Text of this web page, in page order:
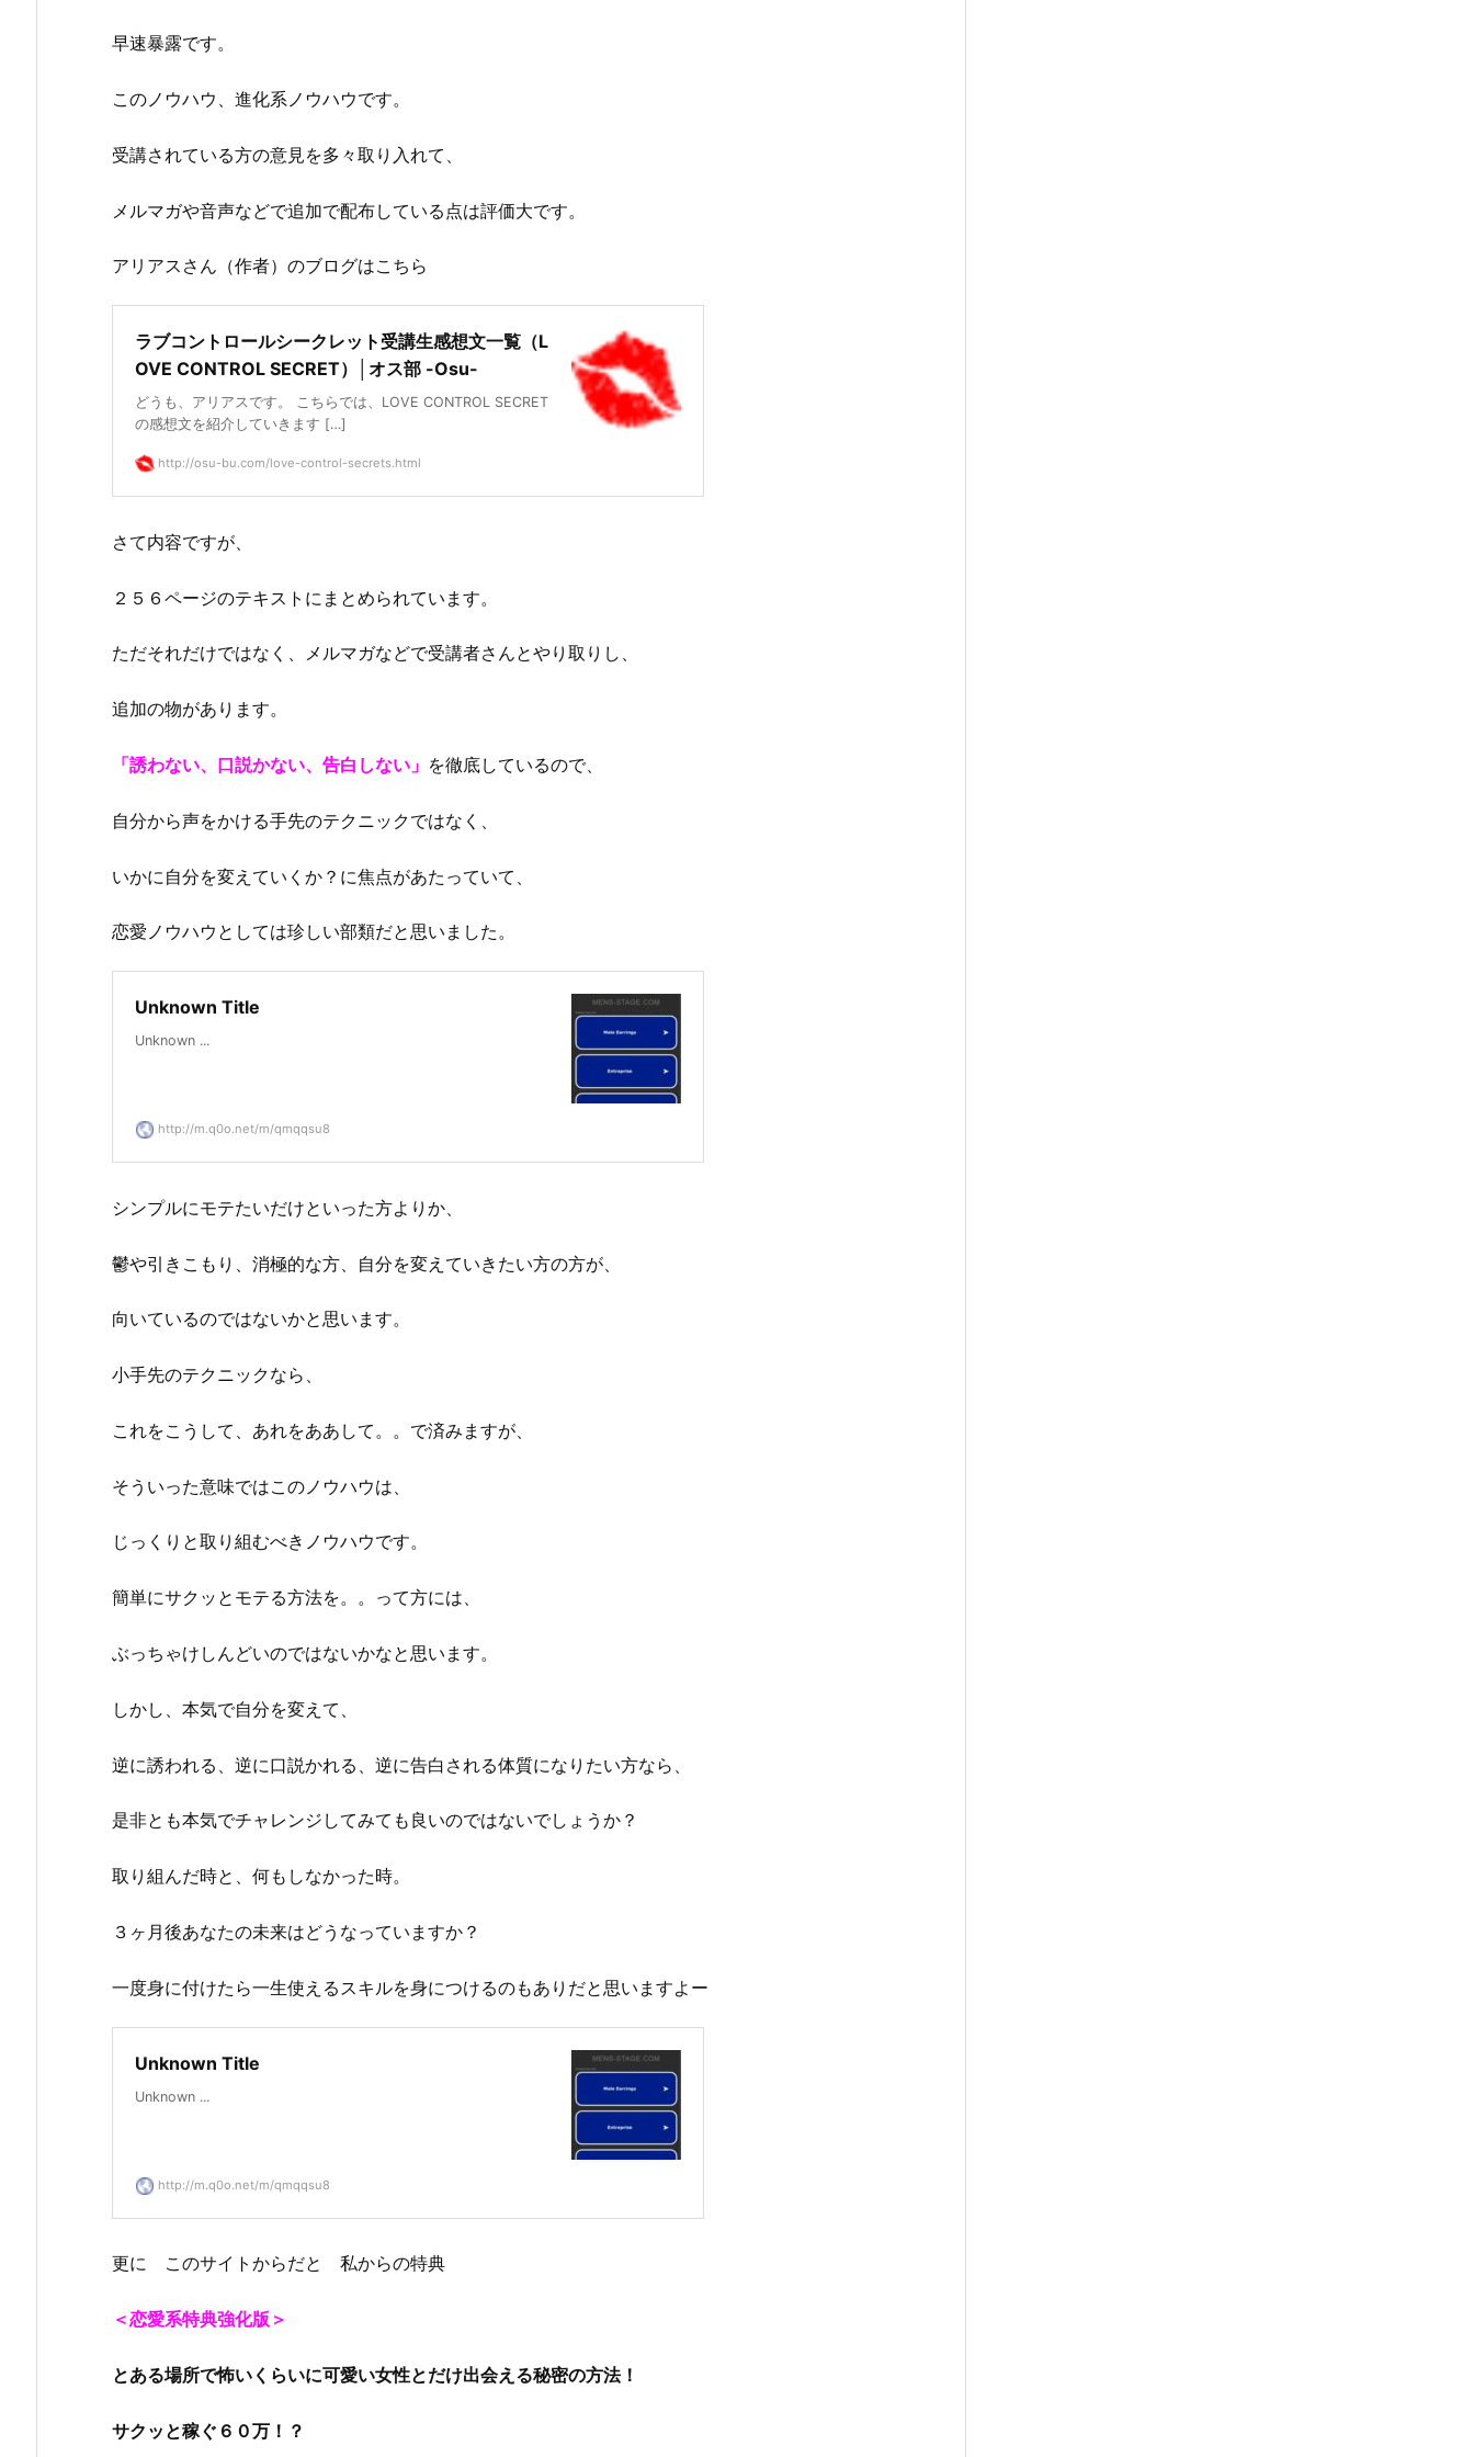
早速暴露です。
このノウハウ、進化系ノウハウです。
受講されている方の意見を多々取り入れて、
メルマガや音声などで追加で配布している点は評価大です。
アリアスさん（作者）のブログはこちら
ラブコントロールシークレット受講生感想文一覧（L
OVE CONTROL SECRET）│オス部 -Osu-
どうも、アリアスです。 こちらでは、LOVE CONTROL SECRET
の感想文を紹介していきます […]
http://osu-bu.com/love-control-secrets.html
さて内容ですが、
２５６ページのテキストにまとめられています。
ただそれだけではなく、メルマガなどで受講者さんとやり取りし、
追加の物があります。
「誘わない、口説かない、告白しない」 を徹底しているので、
自分から声をかける手先のテクニックではなく、
いかに自分を変えていくか？に焦点があたっていて、
恋愛ノウハウとしては珍しい部類だと思いました。
Unknown Title
Unknown ...
http://m.q0o.net/m/qmqqsu8
シンプルにモテたいだけといった方よりか、
鬱や引きこもり、消極的な方、自分を変えていきたい方の方が、
向いているのではないかと思います。
小手先のテクニックなら、
これをこうして、あれをああして。。で済みますが、
そういった意味ではこのノウハウは、
じっくりと取り組むべきノウハウです。
簡単にサクッとモテる方法を。。って方には、
ぶっちゃけしんどいのではないかなと思います。
しかし、本気で自分を変えて、
逆に誘われる、逆に口説かれる、逆に告白される体質になりたい方なら、
是非とも本気でチャレンジしてみても良いのではないでしょうか？
取り組んだ時と、何もしなかった時。
３ヶ月後あなたの未来はどうなっていますか？
一度身に付けたら一生使えるスキルを身につけるのもありだと思いますよー
Unknown Title
Unknown ...
http://m.q0o.net/m/qmqqsu8
更に このサイトからだと 私からの特典
＜恋愛系特典強化版＞
とある場所で怖いくらいに可愛い女性とだけ出会える秘密の方法！
サクッと稼ぐ６０万！？